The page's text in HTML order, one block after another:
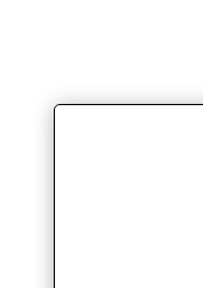
Geargrupper